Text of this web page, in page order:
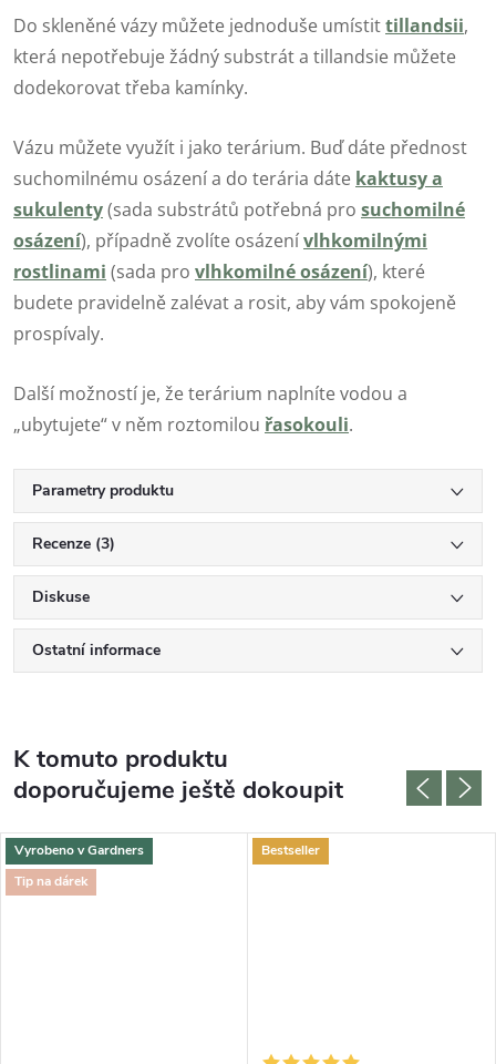
Do skleněné vázy můžete jednoduše umístittillandsii,
která nepotřebuje žádný substrát a tillandsie můžete
dodekorovat třeba kamínky.
Vázu můžete využít i jako terárium. Buď dáte přednost
suchomilnému osázení a do terária dáte kaktusy a
sukulenty(sada substrátů potřebná pro suchomilné
osázení), případně zvolíte osázenívlhkomilnými
rostlinami (sada pro vlhkomilné osázení), které
budete pravidelně zalévat a rosit, aby vám spokojeně
prospívaly.
Další možností je, že terárium naplníte vodou a
„ubytujete“ v něm roztomilou řasokouli.
Parametry produktu
Recenze (3)
Diskuse
Ostatní informace
K tomuto produktu
doporučujeme ještě dokoupit
Vyrobeno v Gardners
Tip na dárek
Bestseller